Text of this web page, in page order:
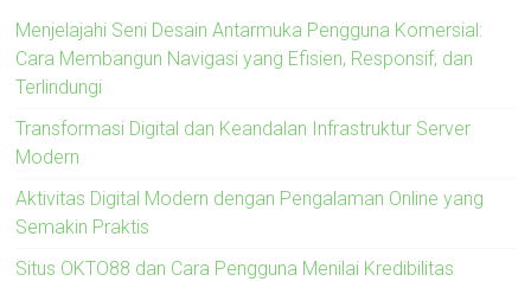
Menjelajahi Seni Desain Antarmuka Pengguna Komersial:
Cara Membangun Navigasi yang Efisien, Responsif, dan
Terlindungi
Transformasi Digital dan Keandalan Infrastruktur Server
Modern
Aktivitas Digital Modern dengan Pengalaman Online yang
Semakin Praktis
Situs OKTO88 dan Cara Pengguna Menilai Kredibilitas